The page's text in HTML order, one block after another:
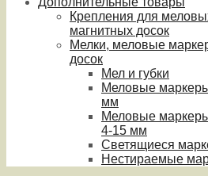
Крепления для
магнитных досок
Мелки, меловые
досок
Мел и губки
Меловые
мм
Меловые
4-15 мм
Светящиеся
Нестираемые